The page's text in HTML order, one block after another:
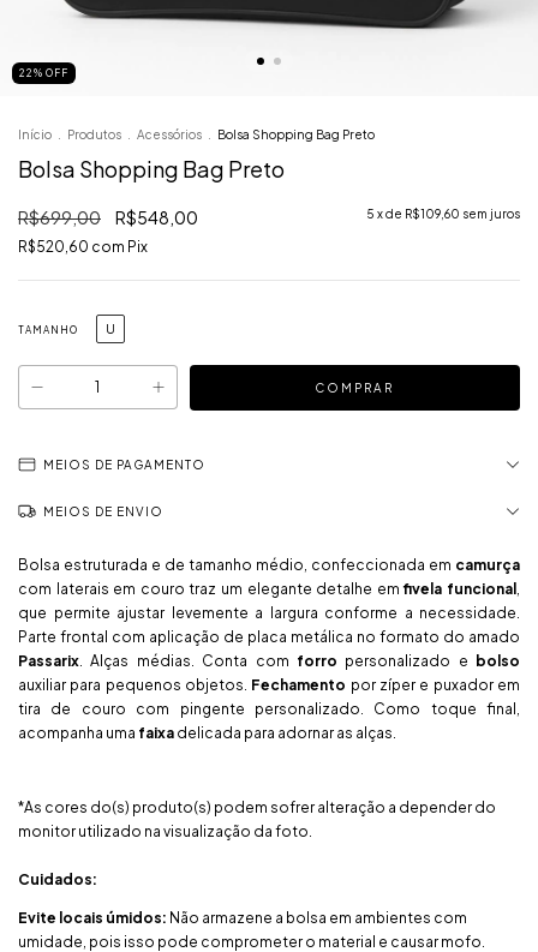
22 % OFF
Início Produtos Acessórios Bolsa Shopping Bag Preto
Bolsa Shopping Bag Preto
R$699,00 R$548,00 5 x de R$109,60 sem juros
R$520,60 com Pix
TAMANHO U
MEIOS DE PAGAMENTO
MEIOS DE ENVIO
Bolsa estruturada e de tamanho médio, confeccionada em camurça
com laterais em couro traz um elegante detalhe emfivela funcional ,
que permite ajustar levemente a largura conforme a necessidade.
Parte frontal com aplicação de placa metálica no formato do amado
Passarix. Alças médias. Conta com forro personalizado e bolso
auxiliar para pequenos objetos. Fechamento por zíper e puxador em
tira de couro com pingente personalizado. Como toque final,
acompanha uma faixa delicada para adornar as alças.
*As cores do(s) produto(s) podem sofrer alteração a depender do
monitor utilizado na visualização da foto.
Cuidados:
Evite locais úmidos: Não armazene a bolsa em ambientes com
umidade, pois isso pode comprometer o material e causar mofo.